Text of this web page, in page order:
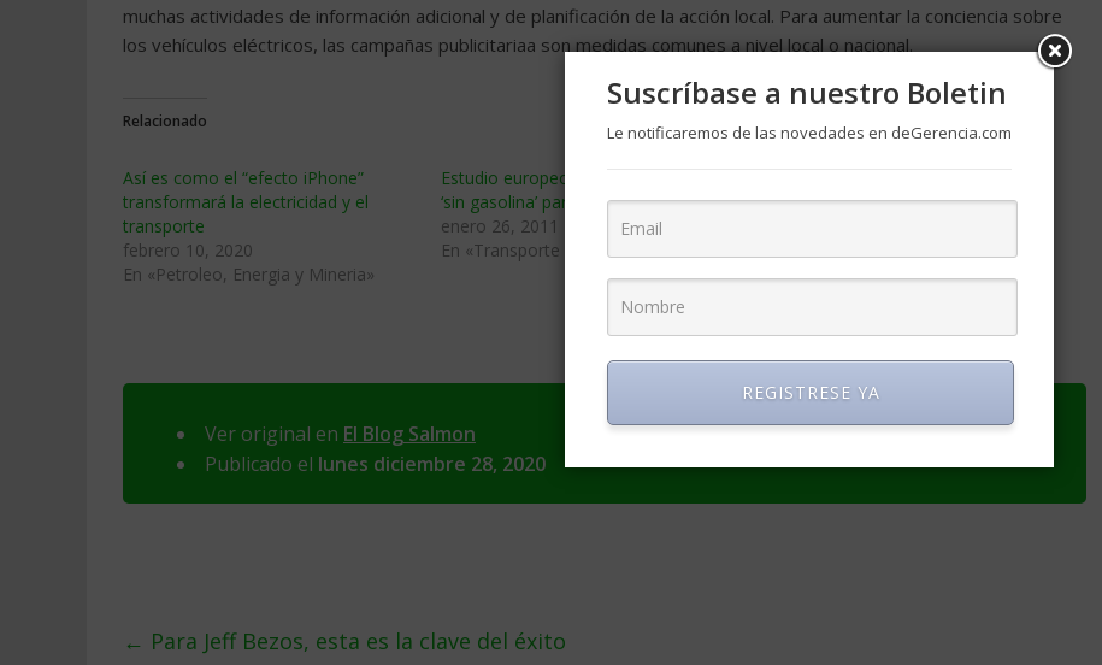
muchas actividades de información adicional y de planificación de la acción local. Para aumentar la conciencia sobre
los vehículos eléctricos, las campañas publicitariaa son medidas comunes a nivel local o nacional.
Relacionado
Así es como el “efecto iPhone”
transformará la electricidad y el
transporte
febrero 10, 2020
En «Petroleo, Energia y Mineria»
Estudio europeo plantea transporte
‘sin gasolina’ para 2050
enero 26, 2011
En «Transporte y Logistica»
una gran inversión de futuro
Ver original en El Blog Salmon
Publicado el lunes diciembre 28, 2020
← Para Jeff Bezos, esta es la clave del éxito
Suscríbase a nuestro Boletin
Le notificaremos de las novedades en deGerencia.com
REGISTRESE YA